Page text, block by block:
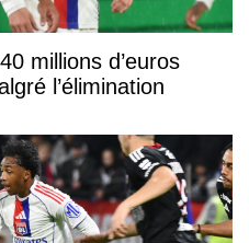
millions d’euros
l’élimination